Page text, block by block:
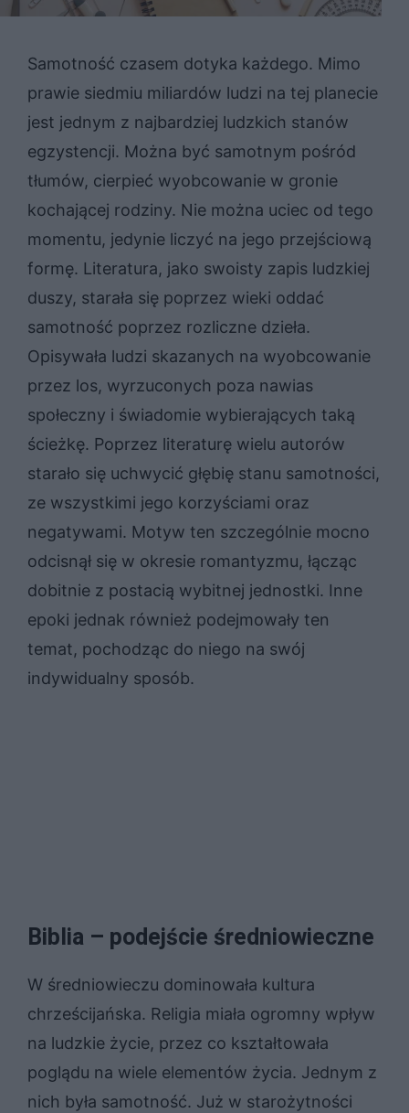
Samotność czasem dotyka każdego. Mimo
prawie siedmiu miliardów ludzi na tej planecie
jest jednym z najbardziej ludzkich stanów
egzystencji. Można być samotnym pośród
tłumów, cierpieć wyobcowanie w gronie
kochającej rodziny. Nie można uciec od tego
momentu, jedynie liczyć na jego przejściową
formę. Literatura, jako swoisty zapis ludzkiej
duszy, starała się poprzez wieki oddać
samotność poprzez rozliczne dzieła.
Opisywała ludzi skazanych na wyobcowanie
przez los, wyrzuconych poza nawias
społeczny i świadomie wybierających taką
ścieżkę. Poprzez literaturę wielu autorów
starało się uchwycić głębię stanu samotności,
ze wszystkimi jego korzyściami oraz
negatywami. Motyw ten szczególnie mocno
odcisnął się w okresie romantyzmu, łącząc
dobitnie z postacią wybitnej jednostki. Inne
epoki jednak również podejmowały ten
temat, pochodząc do niego na swój
indywidualny sposób.
Biblia – podejście średniowieczne
W średniowieczu dominowała kultura
chrześcijańska. Religia miała ogromny wpływ
na ludzkie życie, przez co kształtowała
poglądu na wiele elementów życia. Jednym z
nich była samotność. Już w starożytności